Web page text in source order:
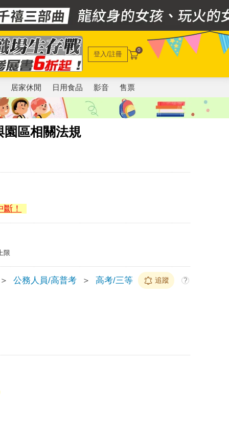
登入/註冊 0
居家休閒 日用食品 影音 售票
園區相關法規
！
限
＞ 公務人員/高普考 ＞ 高考/三等 追蹤 ?